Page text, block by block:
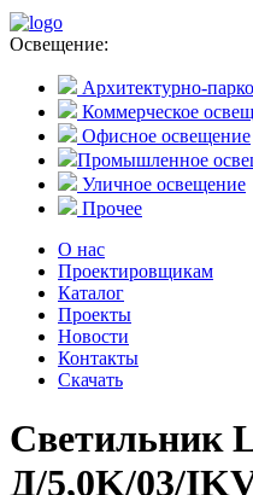
Освещение:
Архитектурно-
Коммерческое
Офисное освещение
Промышленное
Уличное освещение
Прочее
О нас
Проектировщикам
Каталог
Проекты
Новости
Контакты
Скачать
Светильник
Д/5,0K/03/